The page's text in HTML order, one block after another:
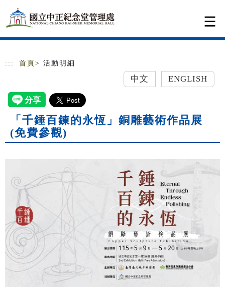
跳到主要內容
網站導覽
::: 首頁 > 活動明細
中文 ENGLISH
「千錘百鍊的永恆」銅雕藝術作品展
(免費參觀)